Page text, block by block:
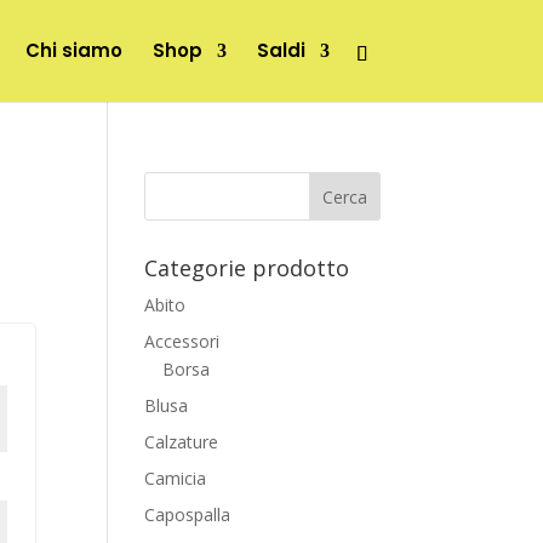
Chi siamo Shop Saldi
Categorie prodotto
Abito
Accessori
Borsa
Blusa
Calzature
Camicia
Capospalla